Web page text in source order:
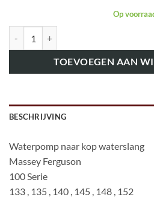
Op
TOEVOEGEN AAN
BESCHRIJVING
Waterpomp naar kop waterslang
Massey Ferguson
100 Serie
133 , 135 , 140 , 145 , 148 , 152